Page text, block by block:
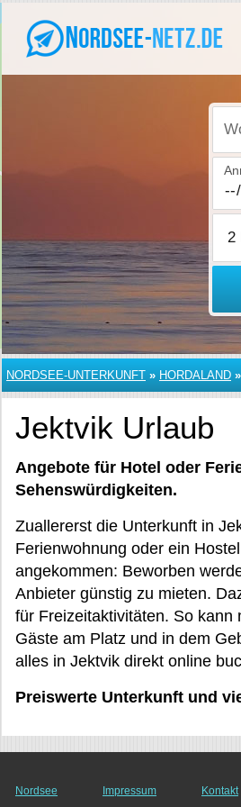
NORDSEE-UNTERKUNFT » HORDALAND »
Jektvik Urlaub
Angebote für Hotel oder
Sehenswürdigkeiten.
Zuallererst die Unterkunft in
Ferienwohnung oder ein
angekommen: Beworben
Anbieter günstig zu mieten.
für Freizeitaktivitäten. So kann
Gäste am Platz und in dem
alles in Jektvik direkt online
Preiswerte Unterkunft und
Nordsee Impressum Kontakt